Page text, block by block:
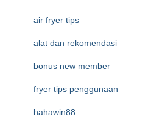
air fryer tips
alat dan rekomendasi
bonus new member
fryer tips penggunaan
hahawin88